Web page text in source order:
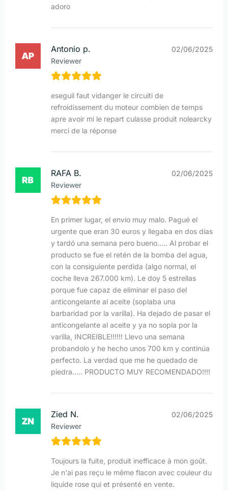
adoro
Antonio p.
Reviewer
02/06/2025
eseguil faut vidanger le circuiti de
refroidissement du moteur combien de temps
apre avoir mi le repart culasse produit nolearcky
merci de la réponse
RAFA B.
Reviewer
02/06/2025
En primer lugar, el envío muy malo. Pagué el
urgente que eran 30 euros y llegaba en dos días
y tardó una semana pero bueno..... Al probar el
producto se fue el retén de la bomba del agua,
con la consiguiente perdida (algo normal, el
coche lleva 267.000 km). Le doy 5 estrellas
porque fue capaz de eliminar el paso del
anticongelante al aceite (soplaba una
barbaridad por la varilla). Ha dejado de pasar el
anticongelante al aceite y ya no sopla por la
varilla, INCREIBLE!!!!!! Llevo una semana
probandolo y he hecho unos 700 km y continúa
perfecto. La verdad que me he quedado de
piedra..... PRODUCTO MUY RECOMENDADO!!!!
Zied N.
Reviewer
02/06/2025
Toujours la fuite, produit inefficace à mon goût.
Je n'ai pas reçu le même flacon avec couleur du
liquide rose qui et présenté en vente.